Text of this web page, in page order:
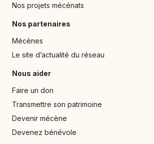
Nos projets mécénats
Nos partenaires
Mécènes
Le site d’actualité du réseau
Nous aider
Faire un don
Transmettre son patrimoine
Devenir mécène
Devenez bénévole